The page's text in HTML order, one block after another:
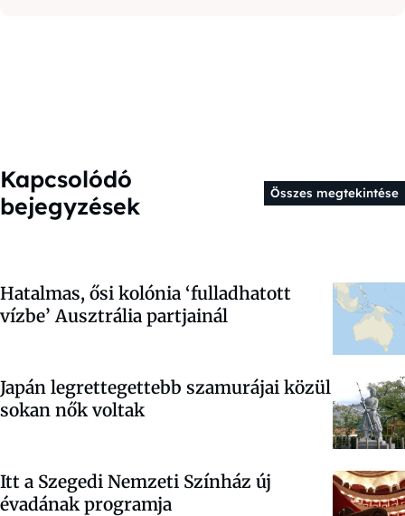
Kapcsolódó
bejegyzések
Összes megtekintése
Hatalmas, ősi kolónia ‘fulladhatott
vízbe’ Ausztrália partjainál
Japán legrettegettebb szamurájai közül
sokan nők voltak
Itt a Szegedi Nemzeti Színház új
évadának programja